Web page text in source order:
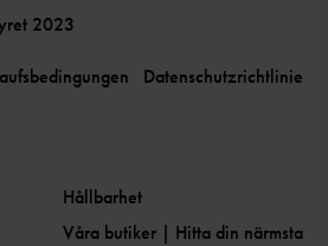
2023
Datenschutzrichtlinie
Hållbarhet
Våra butiker | Hitta din närmsta